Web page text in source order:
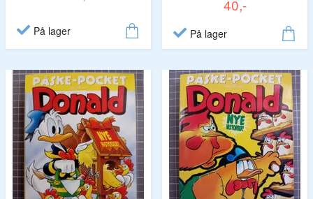
På lager
40,-
På lager